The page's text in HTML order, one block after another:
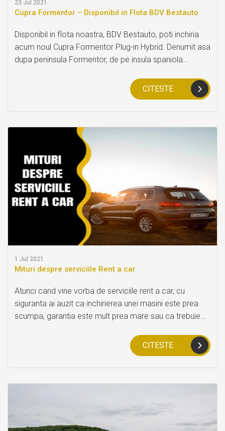
23 Jul 2021
Cupra Formentor – Disponibil in Flota BDV Bestauto
Disponibil in flota noastra, BDV Bestauto, poti inchiria
acum noul Cupra Formentor Plug-in Hybrid. Denumit asa
dupa peninsula Formentor, de pe insula spaniola
datorita designului si energiei sale inovatoare.
CITESTE
1 Jul 2021
Mituri despre serviciile Rent a car
Atunci cand vine vorba de serviciile rent a car, cu
siguranta ai auzit ca inchirierea unei masini este prea
scumpa, garantia este mult prea mare sau ca trebuie
In realitate insa, toate acestea sunt doar informatii
eronate. Tocmai de aceea ne-am hotarat sa iti
CITESTE